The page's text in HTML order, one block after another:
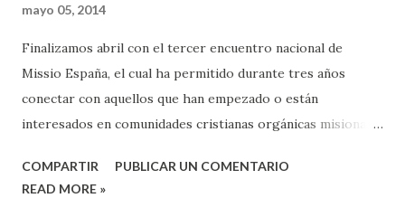
mayo 05, 2014
Finalizamos abril con el tercer encuentro nacional de
Missio España, el cual ha permitido durante tres años
conectar con aquellos que han empezado o están
interesados en comunidades cristianas orgánicas misionales
Sevilla, en el salón de actos de IESEF y tuvimos la
COMPARTIR
PUBLICAR UN COMENTARIO
READ MORE »